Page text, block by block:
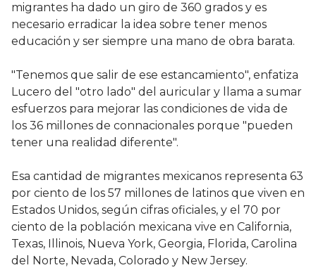
migrantes ha dado un giro de 360 grados y es
necesario erradicar la idea sobre tener menos
educación y ser siempre una mano de obra barata.
"Tenemos que salir de ese estancamiento", enfatiza
Lucero del "otro lado" del auricular y llama a sumar
esfuerzos para mejorar las condiciones de vida de
los 36 millones de connacionales porque "pueden
tener una realidad diferente".
Esa cantidad de migrantes mexicanos representa 63
por ciento de los 57 millones de latinos que viven en
Estados Unidos, según cifras oficiales, y el 70 por
ciento de la población mexicana vive en California,
Texas, Illinois, Nueva York, Georgia, Florida, Carolina
del Norte, Nevada, Colorado y New Jersey.